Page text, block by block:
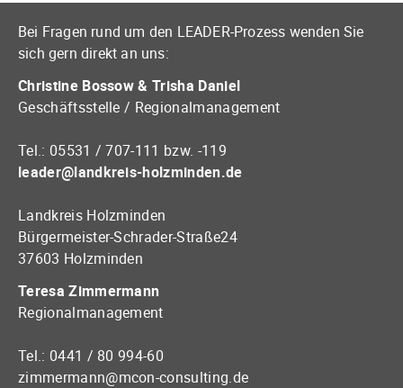
Bei Fragen rund um den LEADER-Prozess wenden Sie
sich gern direkt an uns:
Christine Bossow & Trisha Daniel
Geschäftsstelle / Regionalmanagement
Tel.: 05531 / 707-111 bzw. -119
leader@landkreis-holzminden.de
Landkreis Holzminden
Bürgermeister-Schrader-Straße24
37603 Holzminden
Teresa Zimmermann
Regionalmanagement
Tel.: 0441 / 80 994-60
zimmermann@mcon-consulting.de